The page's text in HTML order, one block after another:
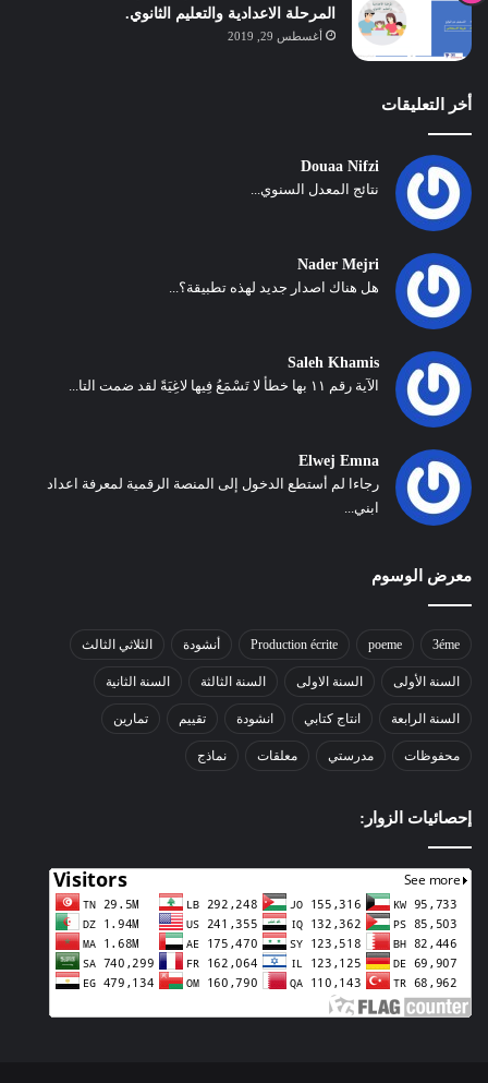
المرحلة الاعدادية والتعليم الثانوي.
أغسطس 29, 2019
أخر التعليقات
Douaa Nifzi
نتائج المعدل السنوي...
Nader Mejri
هل هناك اصدار جديد لهذه تطبيقة؟...
Saleh Khamis
الآية رقم ١١ بها خطأ لا تَسْمَعُ فِيها لاغِيَةً لقد ضمت التا...
Elwej Emna
رجاءا لم أستطع الدخول إلى المنصة الرقمية لمعرفة اعداد
ابني...
معرض الوسوم
3éme
poeme
Production écrite أنشودة الثلاثي الثالث
السنة الأولى السنة الاولى السنة الثالثة السنة الثانية
السنة الرابعة انتاج كتابي انشودة تقييم تمارين
محفوظات مدرستي معلقات نماذج
إحصائيات الزوار: